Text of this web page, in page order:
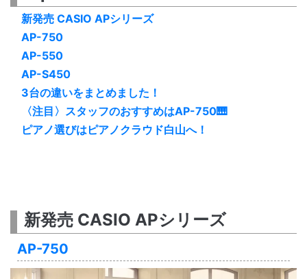
新発売 CASIO APシリーズ
AP-750
AP-550
AP-S450
3台の違いをまとめました！
〈注目〉スタッフのおすすめはAP-750🎹
ピアノ選びはピアノクラウド白山へ！
新発売 CASIO APシリーズ
AP-750